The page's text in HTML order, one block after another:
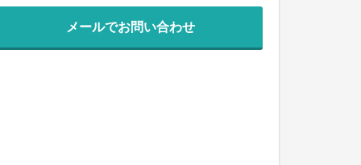
メールでお問い合わせ